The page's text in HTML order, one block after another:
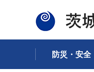
茨城県
防災・安全